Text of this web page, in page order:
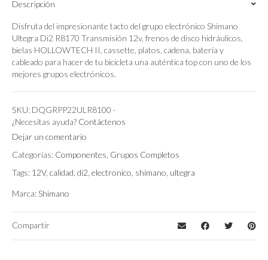
quantity
Descripción
Disfruta del impresionante tacto del grupo electrónico Shimano
Ultegra Di2 R8170 Transmisión 12v, frenos de disco hidráulicos,
bielas HOLLOWTECH II, cassette, platos, cadena, batería y
cableado para hacer de tu bicicleta una auténtica top con uno de los
mejores grupos electrónicos.
SKU: DQGRPP22ULR8100 -
¿Necesitas ayuda? Contáctenos
Dejar un comentario
Categorías: Componentes, Grupos Completos
Tags: 12V, calidad, di2, electronico, shimano, ultegra
Marca: Shimano
Compartir